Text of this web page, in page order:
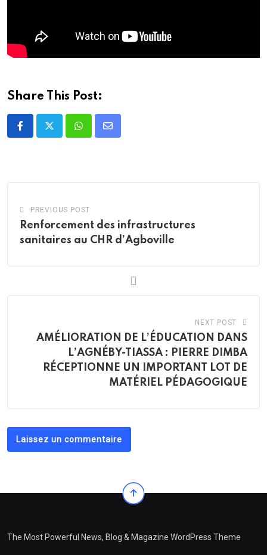
Share This Post:
WhatsappShare
PREVIOUS POST
Renforcement des infrastructures
sanitaires au CHR d’Agboville
NEXT POST
AMÉLIORATION DE L’ÉDUCATION DANS
L’AGNÉBY-TIASSA : PIERRE DIMBA
RÉCEPTIONNE UN IMPORTANT LOT DE
MATÉRIEL PÉDAGOGIQUE
Laissez un commentaire
The Most Powerful News, Blog & Magazine WordPress Theme